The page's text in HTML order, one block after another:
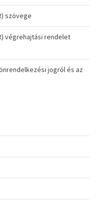
szövege
végrehajtási rendelet
jogról és az